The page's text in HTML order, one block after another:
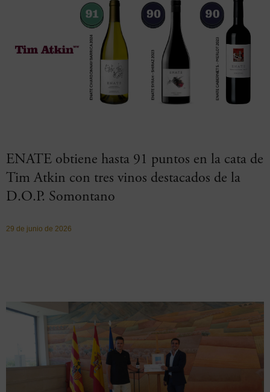
ENATE obtiene hasta 91 puntos en la cata de
Tim Atkin con tres vinos destacados de la
D.O.P. Somontano
29 de junio de 2026